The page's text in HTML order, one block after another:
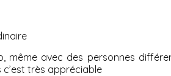
même avec des personnes
très appréciable